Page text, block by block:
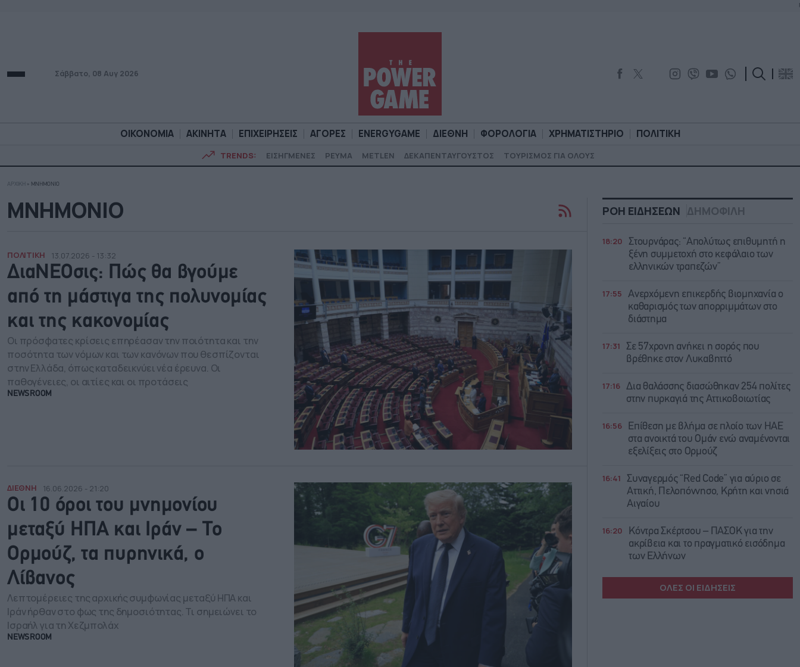
Σάββατο, 08 Αυγ 2026
ΟΙΚΟΝΟΜΙΑ ΑΚΙΝΗΤΑ ΕΠΙΧΕΙΡΗΣΕΙΣ ΑΓΟΡΕΣ ENERGYGAME ΔΙΕΘΝΗ ΦΟΡΟΛΟΓΙΑ ΧΡΗΜΑΤΙΣΤΗΡΙΟ ΠΟΛΙΤΙΚΗ
TRENDS: ΕΙΣΗΓΜΕΝΕΣ ΡΕΥΜΑ METLEN ΔΕΚΑΠΕΝΤΑΥΓΟΥΣΤΟΣ ΤΟΥΡΙΣΜΟΣ ΓΙΑ ΟΛΟΥΣ
ΧΡΗΜΑΤΙΣΤΗΡΙΟ ΠΟΛΙΤΙΚΗ
ΑΡΧΙΚΗ » ΜΝΗΜΟΝΙΟ
ΜΝΗΜΟΝΙΟ
ΠΟΛΙΤΙΚΗ 13.07.2026 - 13:32
ΔιαΝΕΟσις: Πώς θα βγούμε
από τη μάστιγα της πολυνομίας
και της κακονομίας
Οι πρόσφατες κρίσεις επηρέασαν την ποιότητα και την
ποσότητα των νόμων και των κανόνων που θεσπίζονται
στην Ελλάδα, όπως καταδεικνύει νέα έρευνα. Οι
παθογένειες, οι αιτίες και οι προτάσεις
NEWSROOM
ΔΙΕΘΝΗ 16.06.2026 - 21:20
Οι 10 όροι του μνημονίου
μεταξύ ΗΠΑ και Ιράν – Το
Ορμούζ, τα πυρηνικά, ο
Λίβανος
Λεπτομέρειες της αρχικής συμφωνίας μεταξύ ΗΠΑ και
Ιράν ήρθαν στο φως της δημοσιότητας. Τι σημειώνει το
Ισραήλ για τη Χεζμπολάχ
NEWSROOM
ΡΟΗ ΕΙΔΗΣΕΩΝ ΔΗΜΟΦΙΛΗ
18:20
Στουρνάρας: “Απολύτως επιθυμητή η
ξένη συμμετοχή στο κεφάλαιο των
ελληνικών τραπεζών”
17:55
Ανερχόμενη επικερδής βιομηχανία ο
καθαρισμός των απορριμμάτων στο
διάστημα
17:31
Σε 57χρονη ανήκει η σορός που
βρέθηκε στον Λυκαβηττό
17:16 Δια θαλάσσης διασώθηκαν 254 πολίτες
στην πυρκαγιά της Αττικοβοιωτίας
16:56
Επίθεση με βλήμα σε πλοίο των ΗΑΕ
στα ανοικτά του Ομάν ενώ αναμένονται
εξελίξεις στο Ορμούζ
16:41
Συναγερμός “Red Code” για αύριο σε
Αττική, Πελοπόννησο, Κρήτη και νησιά
Αιγαίου
16:20
Κόντρα Σκέρτσου – ΠΑΣΟΚ για την
ακρίβεια και το πραγματικό εισόδημα
των Ελλήνων
ΟΛΕΣ ΟΙ ΕΙΔΗΣΕΙΣ